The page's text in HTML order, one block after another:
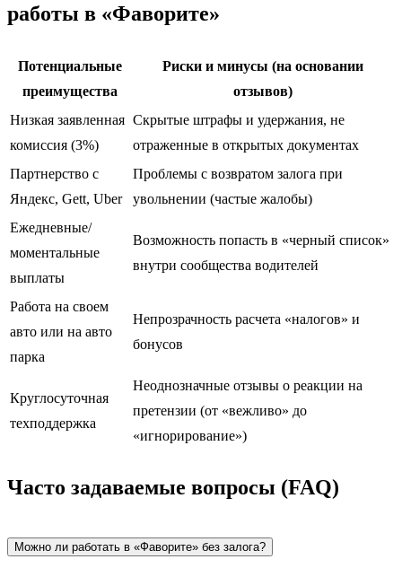
работы в «Фаворите»
Потенциальные
преимущества
Риски и минусы (на основании
отзывов)
Низкая заявленная
комиссия (3%)
Скрытые штрафы и удержания, не
отраженные в открытых документах
Партнерство с
Яндекс, Gett, Uber
Проблемы с возвратом залога при
увольнении (частые жалобы)
Ежедневные/
моментальные
выплаты
Возможность попасть в «черный список»
внутри сообщества водителей
Работа на своем
авто или на авто
парка
Непрозрачность расчета «налогов» и
бонусов
Круглосуточная
техподдержка
Неоднозначные отзывы о реакции на
претензии (от «вежливо» до
«игнорирование»)
Часто задаваемые вопросы (FAQ)
Можно ли работать в «Фаворите» без залога?